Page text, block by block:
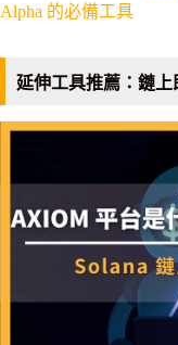
Alpha 的必備工具
延伸工具推薦：鏈